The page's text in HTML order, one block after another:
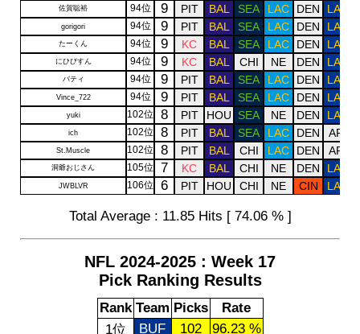
佐賀聡裕 94位 9 PIT BAL SEA LAC DEN LAR
gorigori 94位 9 PIT BAL SEA LAC DEN LAR
たーくん 94位 9 KC BAL SEA LAC DEN LAR
にひびすん 94位 9 KC BAL CHI NE DEN LAR
バティ 94位 9 PIT BAL SEA LAC DEN LAR
Vince_722 94位 9 PIT BAL SEA LAC DEN LAR
yuki 102位 8 PIT HOU SEA NE DEN LAR
ich 102位 8 PIT BAL SEA LAC DEN ARI
St.Muscle 102位 8 PIT BAL CHI LAC DEN ARI
洞爺おじさん 105位 7 KC BAL CHI NE DEN LAR
JWBLVR 106位 6 PIT HOU CHI NE CIN LAR
Total Average : 11.85 Hits [ 74.06 % ]
NFL 2024-2025 : Week 17
Pick Ranking Results
Rank Team Picks
Rate
1位
BUF 102 96.23 %